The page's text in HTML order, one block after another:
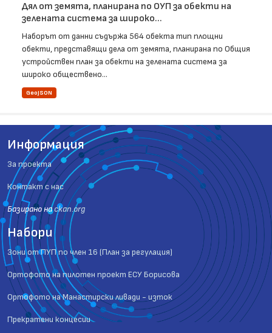
Дял от земята, планирана по ОУП за обекти на
зелената система за широко...
Наборът от данни съдържа 564 обекта тип площни
обекти, представящи дела от земята, планирана по Общия
устройствен план за обекти на зелената система за
широко обществено...
GeoJSON
Информация
За проекта
Контакт с нас
Базиранo наckan.org
Набори
Зони от ПУП по член 16 (План за регулация)
Ортофото на пилотен проект ЕСУ Борисова
Ортофото на Манастирски ливади - изток
Прекратени концесии